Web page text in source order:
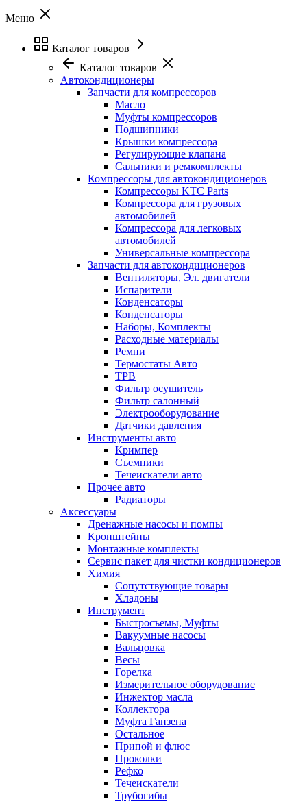
Меню
Каталог товаров
Каталог товаров
Автокондиционеры
Запчасти для компрессоров
Масло
Муфты компрессоров
Подшипники
Крышки компрессора
Регулирующие клапана
Сальники и ремкомплекты
Компрессоры для автокондиционеров
Компрессоры KTC Parts
Компрессора для грузовых
автомобилей
Компрессора для легковых
автомобилей
Универсальные компрессора
Запчасти для автокондиционеров
Вентиляторы, Эл. двигатели
Испарители
Конденсаторы
Конденсаторы
Наборы, Комплекты
Расходные материалы
Ремни
Термостаты Авто
ТРВ
Фильтр осушитель
Фильтр салонный
Электрооборудование
Датчики давления
Инструменты авто
Кримпер
Съемники
Течеискатели авто
Прочее авто
Радиаторы
Аксессуары
Дренажные насосы и помпы
Кронштейны
Монтажные комплекты
Сервис пакет для чистки кондиционеров
Химия
Сопутствующие товары
Хладоны
Инструмент
Быстросъемы, Муфты
Вакуумные насосы
Вальцовка
Весы
Горелка
Измерительное оборудование
Инжектор масла
Коллектора
Муфта Ганзена
Остальное
Припой и флюс
Проколки
Рефко
Течеискатели
Трубогибы